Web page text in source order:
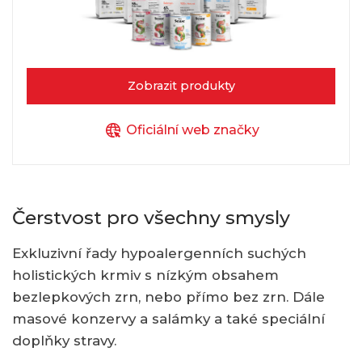
Čerstvost pro všechny smysly
Exkluzivní řady hypoalergenních suchých
holistických krmiv s nízkým obsahem
bezlepkových zrn, nebo přímo bez zrn. Dále
masové konzervy a salámky a také speciální
doplňky stravy.
Zobrazit produkty
Oficiální web značky